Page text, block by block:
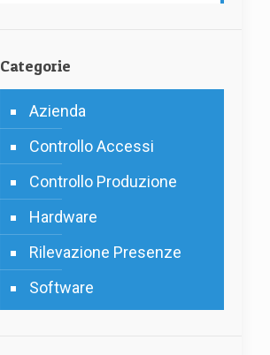
Categorie
Azienda
Controllo Accessi
Controllo Produzione
Hardware
Rilevazione Presenze
Software